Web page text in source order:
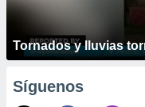
Tornados y lluvias
Síguenos